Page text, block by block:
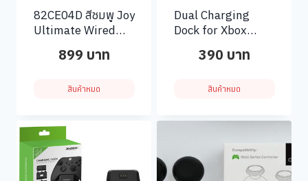
82CE04D สีชมพู Joy
Ultimate Wired
899 บาท
สินค้าหมด
Dual Charging
Dock for Xbox
Controllers
390 บาท
สินค้าหมด